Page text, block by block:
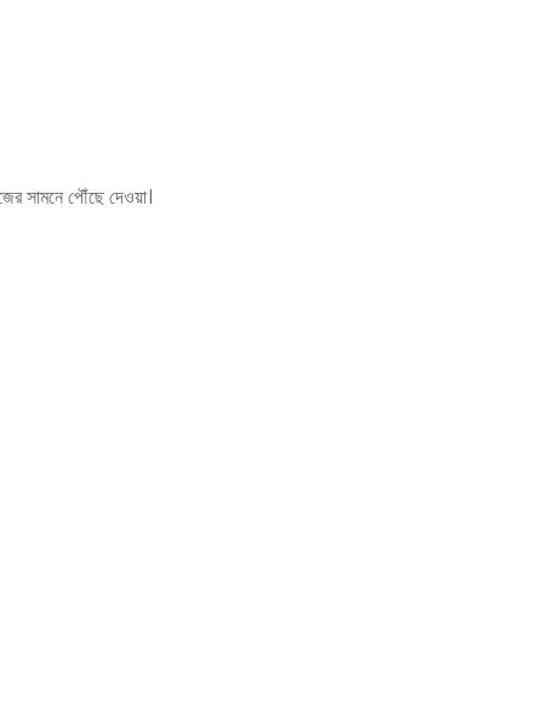
সামনে পৌঁছে দেওয়া।